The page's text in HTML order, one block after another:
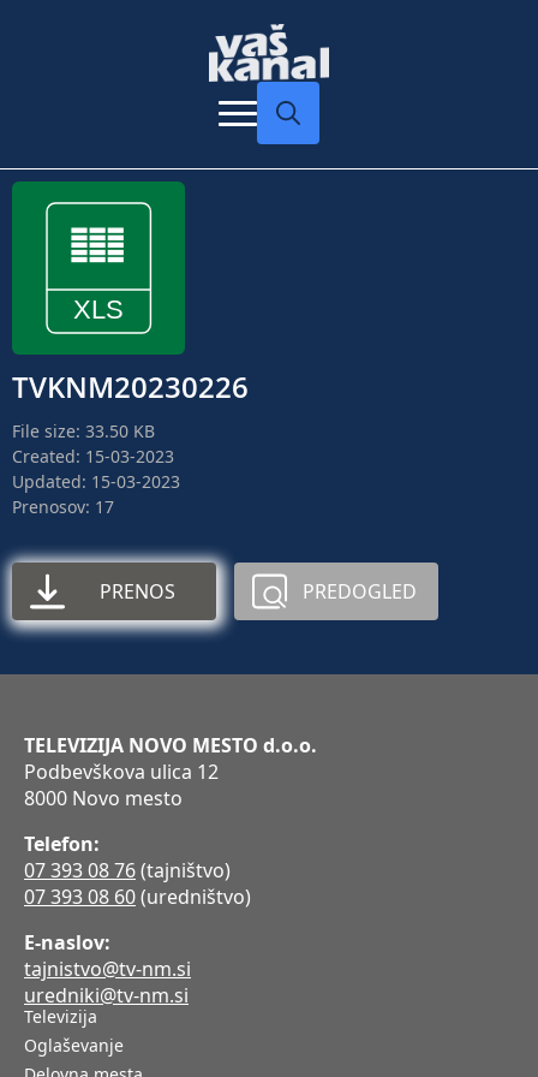
TVKNM20230226
File size: 33.50 KB
Created: 15-03-2023
Updated: 15-03-2023
Prenosov: 17
PRENOS PREDOGLED
TELEVIZIJA NOVO MESTO d.o.o.
Podbevškova ulica 12
8000 Novo mesto
Telefon:
07 393 08 76(tajništvo)
07 393 08 60(uredništvo)
E-naslov:
tajnistvo@tv-nm.si
uredniki@tv-nm.si
Televizija
Oglaševanje